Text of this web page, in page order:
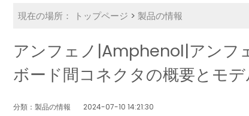
現在の場所： トップページ > 製品の情報
アンフェノ|Amphenol|アンフ
ボード間コネクタの概要とモ
分類：製品の情報 2024-07-10 14:21:30